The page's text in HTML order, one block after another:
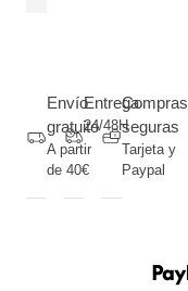
Envío
gratuito
A partir
de 40€
Entrega
24/48H
Compras
seguras
Tarjeta y
Paypal